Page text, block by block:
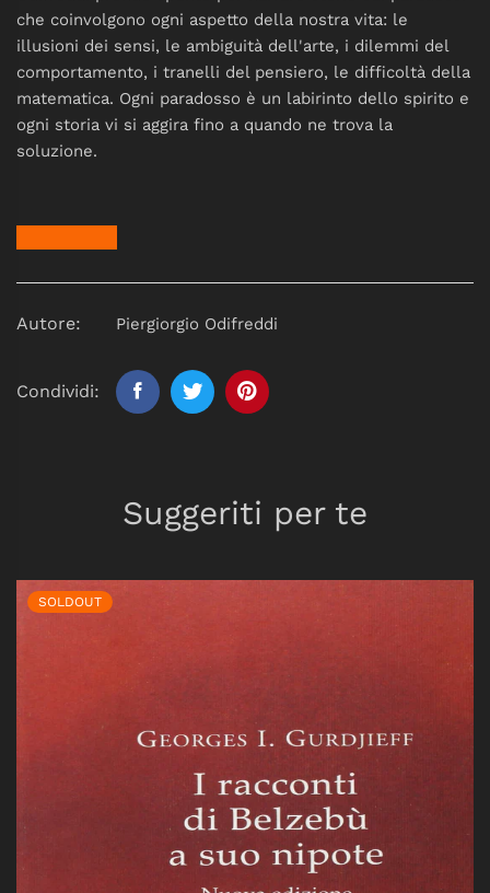
che coinvolgono ogni aspetto della nostra vita: le
illusioni dei sensi, le ambiguità dell'arte, i dilemmi del
comportamento, i tranelli del pensiero, le difficoltà della
matematica. Ogni paradosso è un labirinto dello spirito e
ogni storia vi si aggira fino a quando ne trova la
soluzione.
Autore: Piergiorgio Odifreddi
Condividi:
Suggeriti per te
SOLDOUT